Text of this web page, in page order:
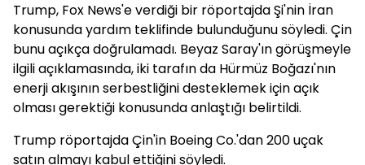
Trump, Fox News'e verdiği bir röportajda Şi'nin İran
konusunda yardım teklifinde bulunduğunu söyledi. Çin
bunu açıkça doğrulamadı. Beyaz Saray'ın görüşmeyle
ilgili açıklamasında, iki tarafın da Hürmüz Boğazı'nın
enerji akışının serbestliğini desteklemek için açık
olması gerektiği konusunda anlaştığı belirtildi.
Trump röportajda Çin'in Boeing Co.'dan 200 uçak
satın almayı kabul ettiğini söyledi.